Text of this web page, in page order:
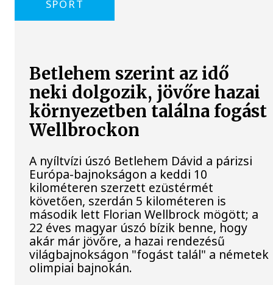
SPORT
Betlehem szerint az idő
neki dolgozik, jövőre hazai
környezetben találna fogást
Wellbrockon
A nyíltvízi úszó Betlehem Dávid a párizsi
Európa-bajnokságon a keddi 10
kilométeren szerzett ezüstérmét
követően, szerdán 5 kilométeren is
második lett Florian Wellbrock mögött; a
22 éves magyar úszó bízik benne, hogy
akár már jövőre, a hazai rendezésű
világbajnokságon "fogást talál" a németek
olimpiai bajnokán.